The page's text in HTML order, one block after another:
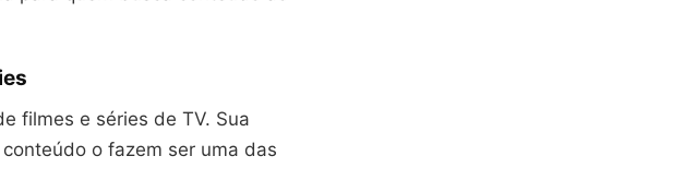
filmes e séries de TV. Sua
o fazem ser uma das